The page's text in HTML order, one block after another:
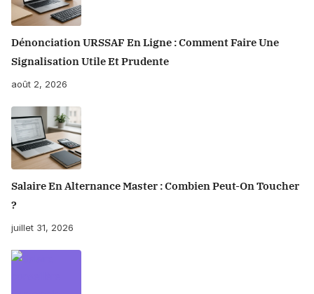
Dénonciation URSSAF En Ligne : Comment Faire Une
Signalisation Utile Et Prudente
août 2, 2026
Salaire En Alternance Master : Combien Peut-On Toucher
?
juillet 31, 2026